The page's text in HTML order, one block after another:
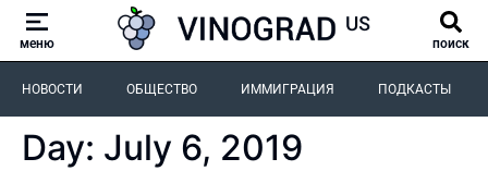
меню поиск
НОВОСТИ ОБЩЕСТВО ИММИГРАЦИЯ ПОДКАСТЫ
Day: July 6, 2019